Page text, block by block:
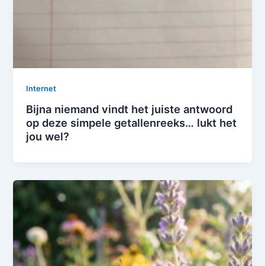
Internet
Bijna niemand vindt het juiste antwoord
op deze simpele getallenreeks… lukt het
jou wel?